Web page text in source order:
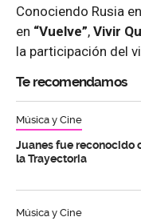
Conociendo Rusia en
en “Vuelve”, Vivir
la participación del
Te recomendamos
Música y Cine
Juanes fue reconocido
la Trayectoria
Música y Cine